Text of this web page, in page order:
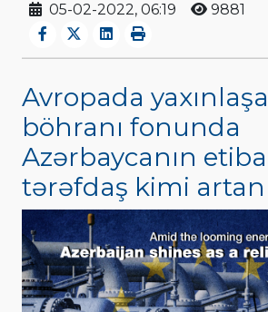
05-02-2022, 06:19
9881
Avropada
böhranı fonunda
Azərbaycanın
tərəfdaş kimi